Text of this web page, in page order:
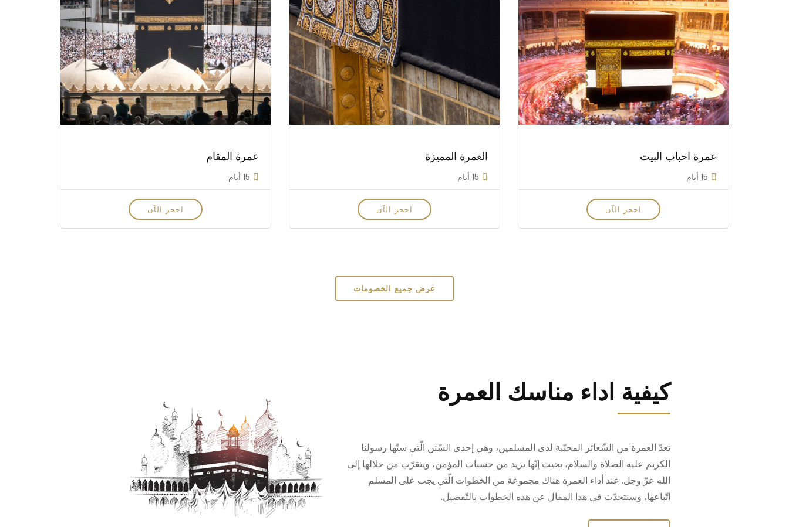
عمرة احباب البيت
15 أيام
احجز الآن
العمرة المميزة
15 أيام
احجز الآن
عمرة المقام
15 أيام
احجز الآن
عرض جميع الخصومات
كيفية اداء مناسك العمرة
تعدّ العمرة من الشّعائر المحبّبة لدى المسلمين، وهي إحدى السّنن الّتي سنّها رسولنا
الكريم عليه الصلاة والسلام، بحيث إنّها تزيد من حسنات المؤمن، ويتقرّب من خلالها إلى
الله عزّ وجل. عند أداء العمرة هناك مجموعة من الخطوات الّتي يجب على المسلم
اتّباعها، وسنتحدّث في هذا المقال عن هذه الخطوات بالتّفصيل.